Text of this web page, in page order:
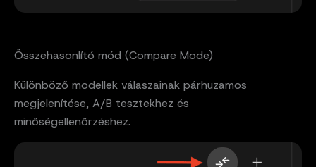
Összehasonlító mód (Compare Mode)
Különböző modellek válaszainak párhuzamos
megjelenítése, A/B tesztekhez és
minőségellenőrzéshez.